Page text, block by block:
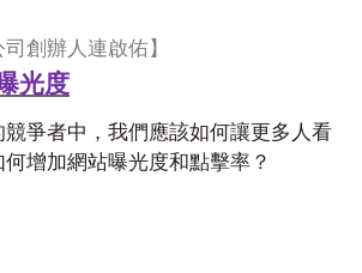
創辦人連啟佑】
光度
爭者中，我們應該如何讓更多人看
增加網站曝光度和點擊率？